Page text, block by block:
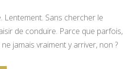
Lentement. Sans chercher le
de conduire. Parce que parfois,
jamais vraiment y arriver, non ?